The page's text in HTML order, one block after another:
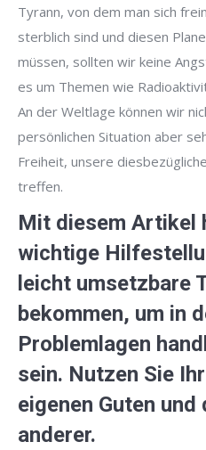
Tyrann, von dem man sich
sterblich sind und diesen
müssen, sollten wir keine
es um Themen wie
An der Weltlage können wir
persönlichen Situation aber
Freiheit, unsere
treffen.
Mit diesem Artikel
wichtige
leicht umsetzbare
bekommen, um in
Problemlagen
sein. Nutzen Sie
eigenen Guten und
anderer.